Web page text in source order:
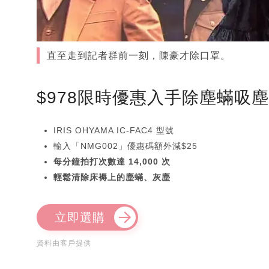
直至走到記者群前一刻，陳豪才除口罩。
$978限時優惠入手除塵蟎吸
IRIS OHYAMA IC-FAC4 型號
輸入「NMG002」優惠碼額外減$25
每分鐘拍打次數達 14,000 次
輕鬆清除床褥上的塵蟎、灰塵
立即選購
資料由客戶提供